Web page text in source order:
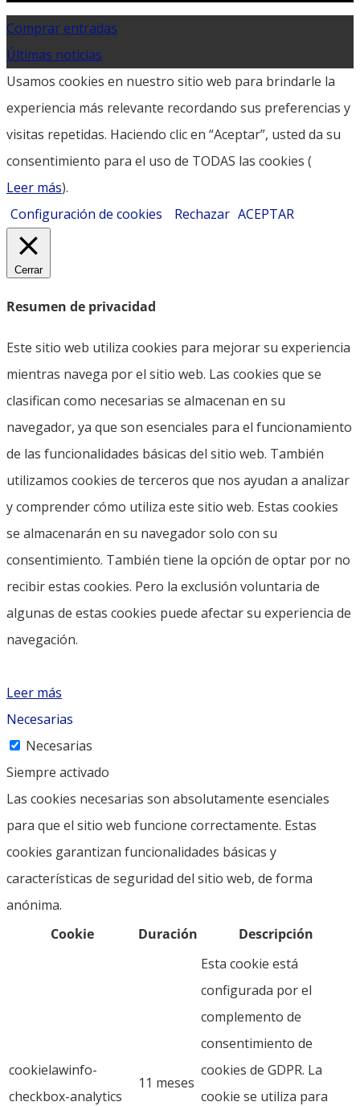
Comprar entradas
Últimas noticias
Usamos cookies en nuestro sitio web para brindarle la
experiencia más relevante recordando sus preferencias y
visitas repetidas. Haciendo clic en “Aceptar”, usted da su
consentimiento para el uso de TODAS las cookies (
Leer más).
Configuración de cookies
Rechazar ACEPTAR
Cerrar
Resumen de privacidad
Este sitio web utiliza cookies para mejorar su experiencia
mientras navega por el sitio web. Las cookies que se
clasifican como necesarias se almacenan en su
navegador, ya que son esenciales para el funcionamiento
de las funcionalidades básicas del sitio web. También
utilizamos cookies de terceros que nos ayudan a analizar
y comprender cómo utiliza este sitio web. Estas cookies
se almacenarán en su navegador solo con su
consentimiento. También tiene la opción de optar por no
recibir estas cookies. Pero la exclusión voluntaria de
algunas de estas cookies puede afectar su experiencia de
navegación.
Leer más
Necesarias
Necesarias
Siempre activado
Las cookies necesarias son absolutamente esenciales
para que el sitio web funcione correctamente. Estas
cookies garantizan funcionalidades básicas y
características de seguridad del sitio web, de forma
anónima.
Cookie
Duración Descripción
cookielawinfo-
checkbox-analytics
11 meses
Esta cookie está
configurada por el
complemento de
consentimiento de
cookies de GDPR. La
cookie se utiliza para